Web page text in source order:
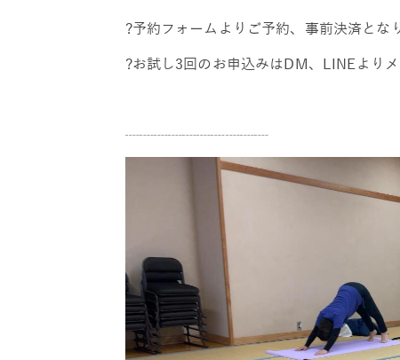
?予約フォームよりご予約、事前決済とな
?お試し3回のお申込みはDM、LINEより
┈┈┈┈┈┈┈┈┈┈